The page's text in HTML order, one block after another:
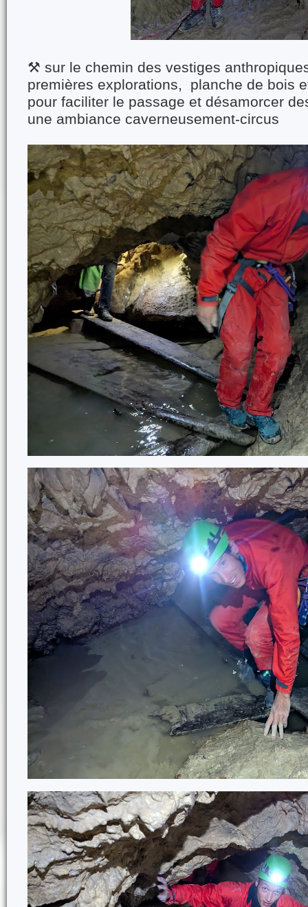
⚒️ sur le chemin des vestiges
premières explorations, planche de bois
pour faciliter le passage et désamorcer
une ambiance caverneusement-circus